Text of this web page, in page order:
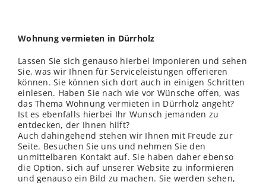
Wohnung vermieten in Dürrholz
Lassen Sie sich genauso hierbei imponieren und sehen
Sie, was wir Ihnen für Serviceleistungen offerieren
können. Sie können sich dort auch in einigen Schritten
einlesen. Haben Sie nach wie vor Wünsche offen, was
das Thema Wohnung vermieten in Dürrholz angeht?
Ist es ebenfalls hierbei Ihr Wunsch jemanden zu
entdecken, der Ihnen hilft?
Auch dahingehend stehen wir Ihnen mit Freude zur
Seite. Besuchen Sie uns und nehmen Sie den
unmittelbaren Kontakt auf. Sie haben daher ebenso
die Option, sich auf unserer Website zu informieren
und genauso ein Bild zu machen. Sie werden sehen,